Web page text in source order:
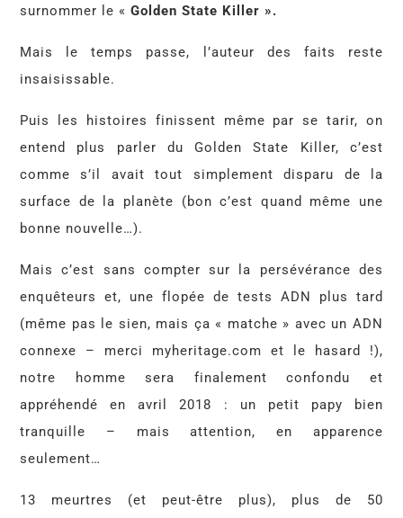
surnommer le « Golden State Killer ».
Mais le temps passe, l’auteur des faits reste
insaisissable.
Puis les histoires finissent même par se tarir, on
entend plus parler du Golden State Killer, c’est
comme s’il avait tout simplement disparu de la
surface de la planète (bon c’est quand même une
bonne nouvelle…).
Mais c’est sans compter sur la persévérance des
enquêteurs et, une flopée de tests ADN plus tard
(même pas le sien, mais ça « matche » avec un ADN
connexe – merci myheritage.com et le hasard !),
notre homme sera finalement confondu et
appréhendé en avril 2018 : un petit papy bien
tranquille – mais attention, en apparence
seulement…
13 meurtres (et peut-être plus), plus de 50